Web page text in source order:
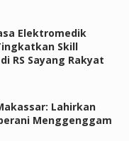
Elektromedik
Skill
RS Sayang Rakyat
Lahirkan
Menggenggam